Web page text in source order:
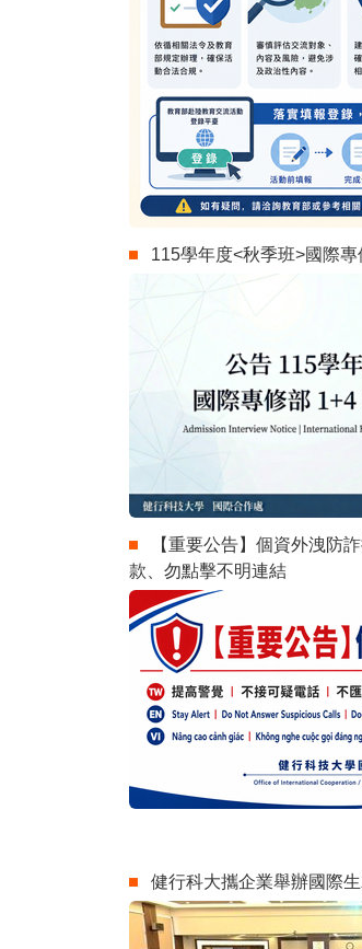
115學年度<秋季班>國際
【重要公告】個資外洩防
款、勿點擊不明連結
健行科大攜企業舉辦國際